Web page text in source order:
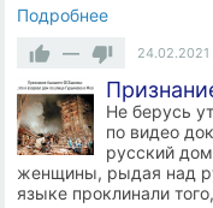
Подробнее
—
24.02.2021
Не берусь
по видео
русский
женщины, рыдая над
языке проклинали